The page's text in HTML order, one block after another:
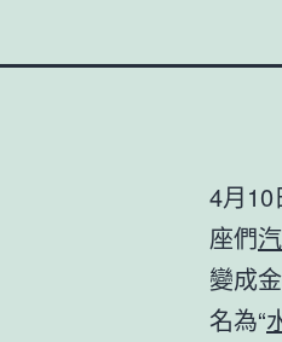
4月10
座們
變成
名為“